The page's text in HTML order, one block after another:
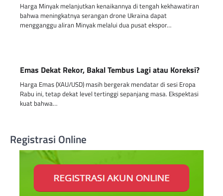
Harga Minyak melanjutkan kenaikannya di tengah kekhawatiran
bahwa meningkatnya serangan drone Ukraina dapat
mengganggu aliran Minyak melalui dua pusat ekspor…
Emas Dekat Rekor, Bakal Tembus Lagi atau Koreksi?
Harga Emas (XAU/USD) masih bergerak mendatar di sesi Eropa
Rabu ini, tetap dekat level tertinggi sepanjang masa. Ekspektasi
kuat bahwa…
Registrasi Online